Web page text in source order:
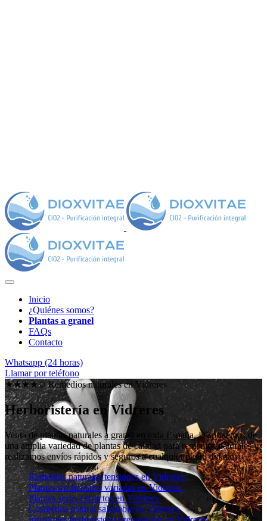
Inicio
¿Quiénes somos?
Plantas a granel
FAQs
Contacto
Whatsapp (24 horas)
Llamar por teléfono
★★★★✩ Remedios naturales en Vidreres
Herboristería en Vidreres
Venta de plantas naturalesa granel en toda España. Disponemos de
una amplia variedad de plantas de calidad para remedios naturales y
realizamos envíos rápidos y seguros a cualquier punto del país.
Remedios naturales tensiones en Vidreres.
Plantas medicinales variadas en Vidreres.
Plantas secas extractos en Vidreres.
Cosmética natural saludable en Vidreres.